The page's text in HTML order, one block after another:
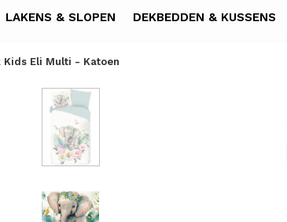
LAKENS & SLOPEN DEKBEDDEN & KUSSENS
Kids Eli Multi - Katoen